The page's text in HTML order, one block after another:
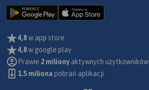
4,8w app store
4,8w google play
Prawie 2 miliony aktywnych użytkowników
1.5 miliona pobrań aplikacji